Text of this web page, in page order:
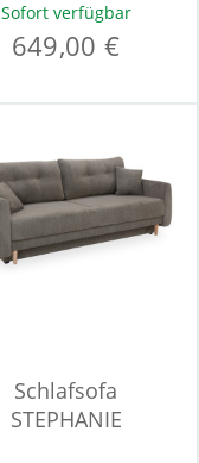
Sofort verfügbar
649,00 €
Schlafsofa
STEPHANIE